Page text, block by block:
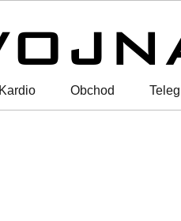
Kardio Obchod